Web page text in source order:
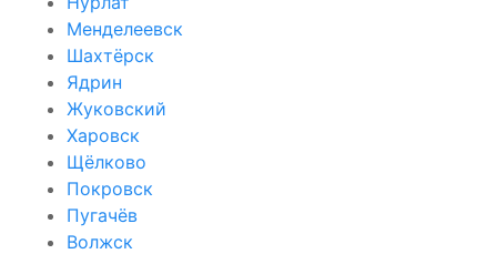
Менделеевск
Шахтёрск
Ядрин
Жуковский
Харовск
Щёлково
Покровск
Пугачёв
Волжск